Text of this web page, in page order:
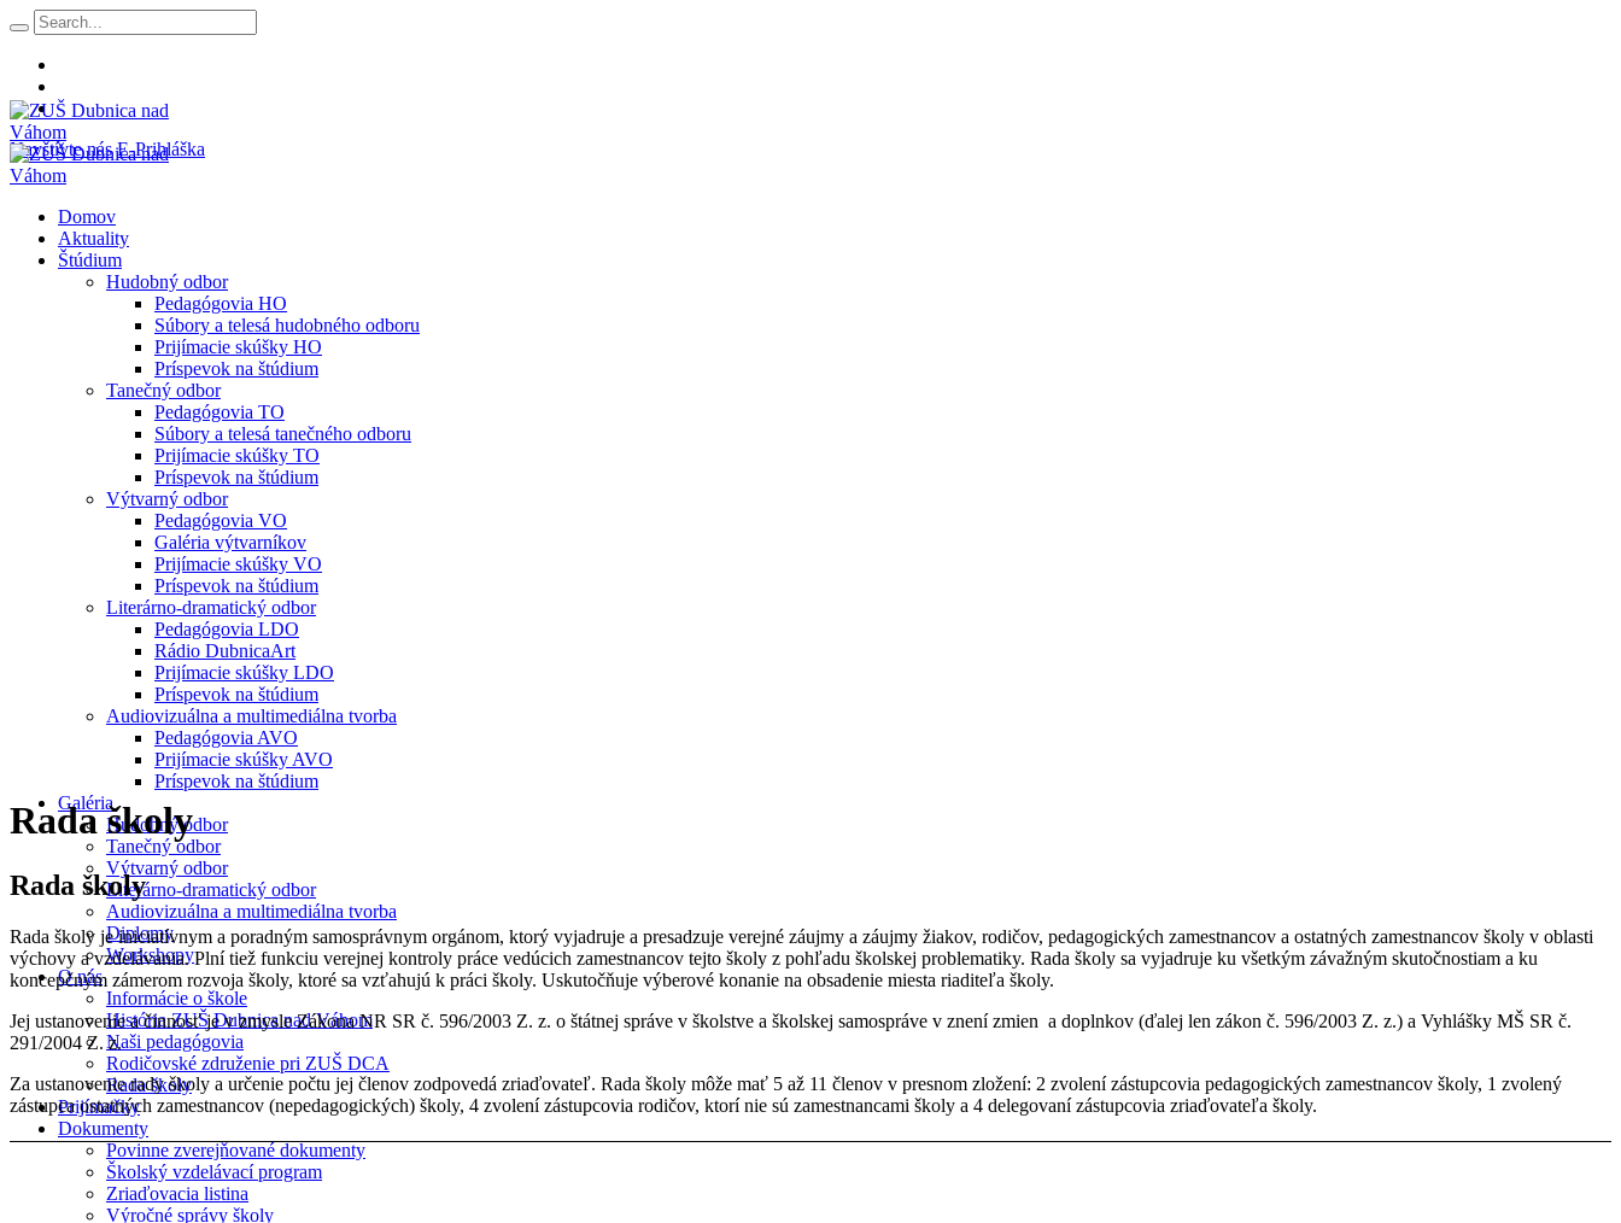
Navštívte nás E-Prihláška
Domov
Aktuality
Štúdium
Hudobný odbor
Pedagógovia HO
Súbory a telesá hudobného odboru
Prijímacie skúšky HO
Príspevok na štúdium
Tanečný odbor
Pedagógovia TO
Súbory a telesá tanečného odboru
Prijímacie skúšky TO
Príspevok na štúdium
Výtvarný odbor
Pedagógovia VO
Galéria výtvarníkov
Prijímacie skúšky VO
Príspevok na štúdium
Literárno-dramatický odbor
Pedagógovia LDO
Rádio DubnicaArt
Prijímacie skúšky LDO
Príspevok na štúdium
Audiovizuálna a multimediálna tvorba
Pedagógovia AVO
Prijímacie skúšky AVO
Príspevok na štúdium
Galéria
Hudobný odbor
Tanečný odbor
Výtvarný odbor
Literárno-dramatický odbor
Audiovizuálna a multimediálna tvorba
Diplomy
Workshopy
O nás
Informácie o škole
História ZUŠ Dubnica nad Váhom
Naši pedagógovia
Rodičovské združenie pri ZUŠ DCA
Rada školy
Prijímačky
Dokumenty
Povinne zverejňované dokumenty
Školský vzdelávací program
Zriaďovacia listina
Výročné správy školy
Rada školy
Rada školy
Rada školy je iniciatívnym a poradným samosprávnym orgánom, ktorý vyjadruje a presadzuje verejné záujmy a záujmy žiakov, rodičov, pedagogických zamestnancov a ostatných zamestnancov školy v oblasti
výchovy a vzdelávania. Plní tiež funkciu verejnej kontroly práce vedúcich zamestnancov tejto školy z pohľadu školskej problematiky. Rada školy sa vyjadruje ku všetkým závažným skutočnostiam a ku
koncepčným zámerom rozvoja školy, ktoré sa vzťahujú k práci školy. Uskutočňuje výberové konanie na obsadenie miesta riaditeľa školy.
Jej ustanovenie a činnosť je v zmysle Zákona NR SR č. 596/2003 Z. z. o štátnej správe v školstve a školskej samospráve v znení zmien a doplnkov (ďalej len zákon č. 596/2003 Z. z.) a Vyhlášky MŠ SR č.
291/2004 Z. z.
Za ustanovenie rady školy a určenie počtu jej členov zodpovedá zriaďovateľ. Rada školy môže mať 5 až 11 členov v presnom zložení: 2 zvolení zástupcovia pedagogických zamestnancov školy, 1 zvolený
zástupca ostatných zamestnancov (nepedagogických) školy, 4 zvolení zástupcovia rodičov, ktorí nie sú zamestnancami školy a 4 delegovaní zástupcovia zriaďovateľa školy.